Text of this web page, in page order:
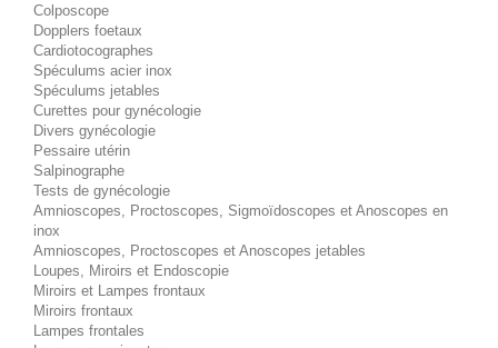
Colposcope
Dopplers foetaux
Cardiotocographes
Spéculums acier inox
Spéculums jetables
Curettes pour gynécologie
Divers gynécologie
Pessaire utérin
Salpinographe
Tests de gynécologie
Amnioscopes, Proctoscopes, Sigmoïdoscopes et Anoscopes en
inox
Amnioscopes, Proctoscopes et Anoscopes jetables
Loupes, Miroirs et Endoscopie
Miroirs et Lampes frontaux
Miroirs frontaux
Lampes frontales